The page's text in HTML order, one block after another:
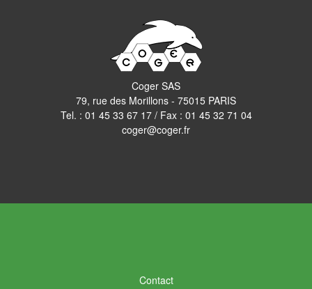
Coger SAS
79, rue des Morillons - 75015 PARIS
Tel. : 01 45 33 67 17/ Fax : 01 45 32 71 04
coger@coger.fr
Contact